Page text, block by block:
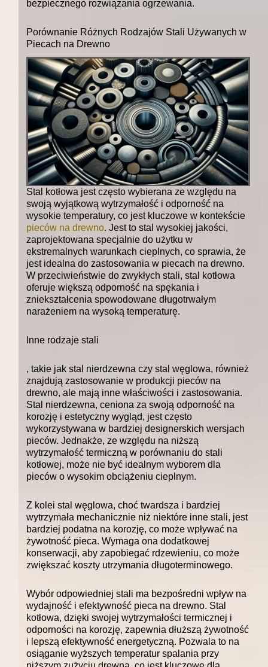
Porównanie Różnych Rodzajów Stali Używanych w
Piecach na Drewno
Stal kotłowa jest często wybierana ze względu na
swoją wyjątkową wytrzymałość i odporność na
wysokie temperatury, co jest kluczowe w kontekście
pieców na drewno . Jest to stal wysokiej jakości,
zaprojektowana specjalnie do użytku w
ekstremalnych warunkach cieplnych, co sprawia, że
jest idealna do zastosowania w piecach na drewno.
W przeciwieństwie do zwykłych stali, stal kotłowa
oferuje większą odporność na spękania i
zniekształcenia spowodowane długotrwałym
narażeniem na wysoką temperaturę.
Inne rodzaje stali
, takie jak stal nierdzewna czy stal węglowa, również
znajdują zastosowanie w produkcji pieców na
drewno, ale mają inne właściwości i zastosowania.
Stal nierdzewna, ceniona za swoją odporność na
korozję i estetyczny wygląd, jest często
wykorzystywana w bardziej designerskich wersjach
pieców. Jednakże, ze względu na niższą
wytrzymałość termiczną w porównaniu do stali
kotłowej, może nie być idealnym wyborem dla
pieców o wysokim obciążeniu cieplnym.
Z kolei stal węglowa, choć twardsza i bardziej
wytrzymała mechanicznie niż niektóre inne stali, jest
bardziej podatna na korozję, co może wpływać na
żywotność pieca. Wymaga ona dodatkowej
konserwacji, aby zapobiegać rdzewieniu, co może
zwiększać koszty utrzymania długoterminowego.
Wybór odpowiedniej stali ma bezpośredni wpływ na
wydajność i efektywność pieca na drewno. Stal
kotłowa, dzięki swojej wytrzymałości termicznej i
odporności na korozję, zapewnia dłuższą żywotność
i lepszą efektywność energetyczną. Pozwala to na
osiąganie wyższych temperatur spalania przy
niższym zużyciu drewna, co jest kluczowe dla